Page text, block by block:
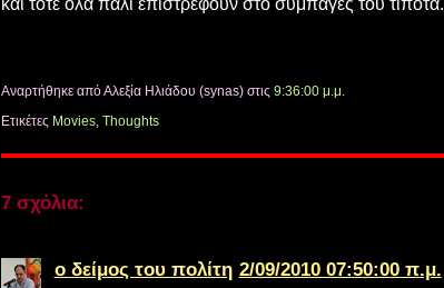
και τότε όλα πάλι επιστρέφουν στο συμπαγές του τίποτα.
Αναρτήθηκε από Αλεξία Ηλιάδου (synas) στις 9:36:00 μ.μ.
Ετικέτες Movies, Thoughts
7 σχόλια:
ο δείμος του πολίτη 2/09/2010 07:50:00 π.μ.